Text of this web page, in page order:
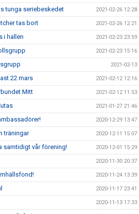
tunga seriebeskedet 2021-02-26 12:28
tas bort 2021-02-26 12:21
i hallen 2021-02-23 23:59
2021-02-23 15:16
2021-02-13
22 mars 2021-02-12 12:16
Mitt 2021-02-12 11:53
2021-01-27 21:46
2020-12-29 13:47
träningar 2020-12-11 15:07
samtidigt vår förening! 2020-12-01 15:29
2020-11-30 20:37
2020-11-24 13:39
2020-11-17 23:41
2020-11-13 17:33